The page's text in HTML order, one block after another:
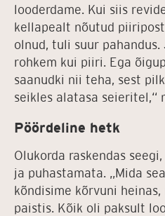
looderdame. Kui siis
kellapealt nõutud
olnud, tuli suur
rohkem kui piiri. Ega
saanudki nii teha, sest
seikles alatasa seieritel,“
Pöördeline hetk
Olukorda raskendas
ja puhastamata. „Mida
kõndisime kõrvuni
paistis. Kõik oli paksult